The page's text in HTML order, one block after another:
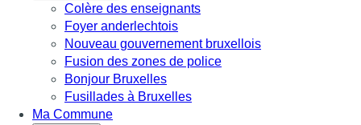
Colère des enseignants
Foyer anderlechtois
Nouveau gouvernement bruxellois
Fusion des zones de police
Bonjour Bruxelles
Fusillades à Bruxelles
Ma Commune